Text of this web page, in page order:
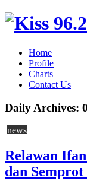
Home
Profile
Charts
Contact Us
Daily Archives:
news
Relawan
dan